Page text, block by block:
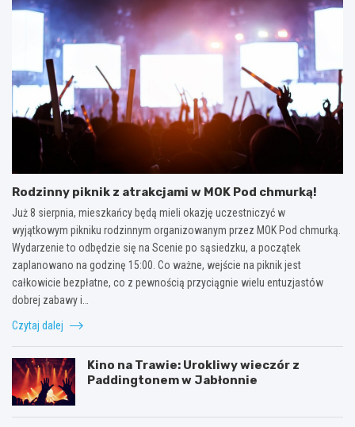
Rodzinny piknik z atrakcjami w MOK Pod chmurką!
Już 8 sierpnia, mieszkańcy będą mieli okazję uczestniczyć w
wyjątkowym pikniku rodzinnym organizowanym przez MOK Pod chmurką.
Wydarzenie to odbędzie się na Scenie po sąsiedzku, a początek
zaplanowano na godzinę 15:00. Co ważne, wejście na piknik jest
całkowicie bezpłatne, co z pewnością przyciągnie wielu entuzjastów
dobrej zabawy i…
Czytaj dalej
Kino na Trawie: Urokliwy wieczór z
Paddingtonem w Jabłonnie